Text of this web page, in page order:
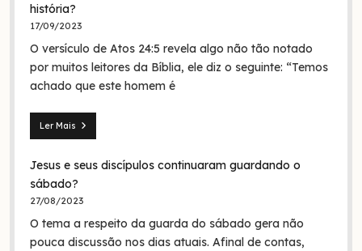
batismo
de
era
em
nome
história?
17/09/2023
O versículo de Atos 24:5 revela algo não tão notado
por muitos leitores da Bíblia, ele diz o seguinte: “Temos
achado que este homem é
Ler Mais
Seita
nazarenos:
quem
foram
na
Bíblia
Jesus e seus discípulos continuaram guardando o
sábado?
27/08/2023
O tema a respeito da guarda do sábado gera não
pouca discussão nos dias atuais. Afinal de contas,